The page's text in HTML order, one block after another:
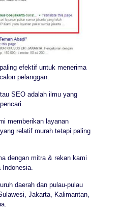
efektif untuk menerima
pelanggan.
SEO adalah ilmu yang
memberikan layanan
relatif murah tetapi paling
dengan mitra & rekan kami
daerah dan pulau-pulau
Jakarta, Kalimantan,